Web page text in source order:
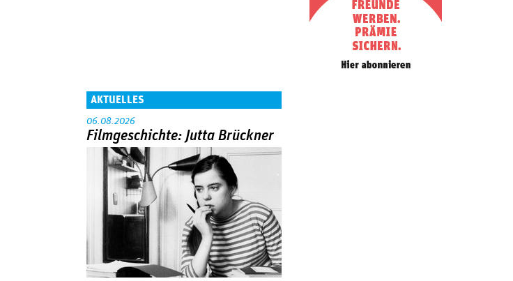
AKTUELLES
06.08.2026
Filmgeschichte: Jutta Brückner